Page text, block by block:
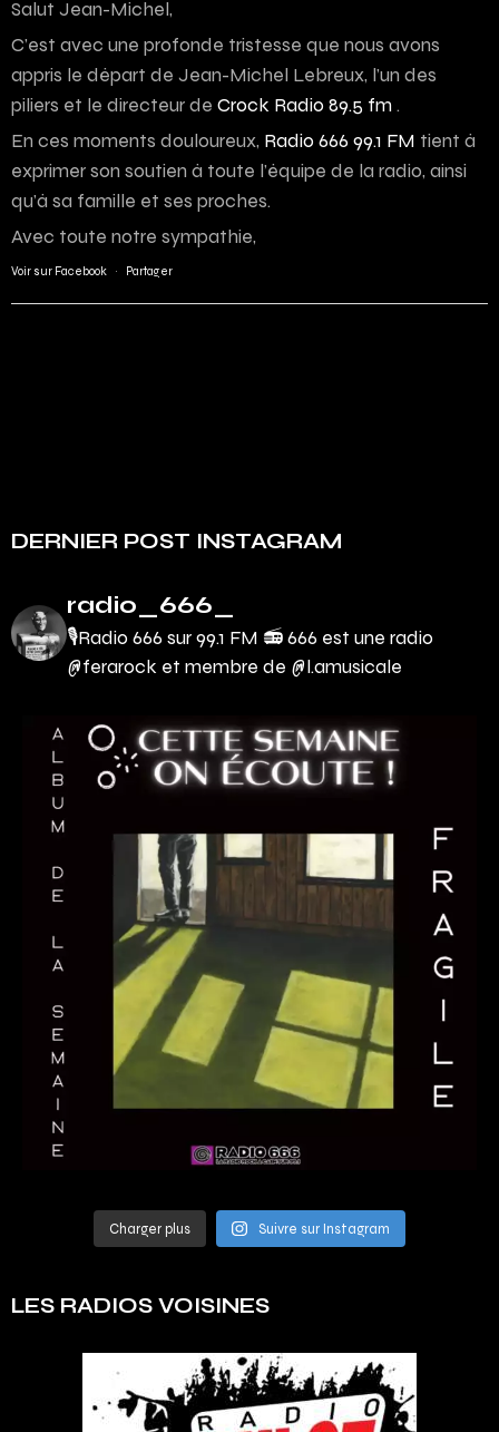
Salut Jean-Michel,
C’est avec une profonde tristesse que nous avons
appris le départ de Jean-Michel Lebreux, l’un des
piliers et le directeur de Crock Radio 89.5 fm .
En ces moments douloureux, Radio 666 99.1 FM tient à
exprimer son soutien à toute l’équipe de la radio, ainsi
qu’à sa famille et ses proches.
Avec toute notre sympathie,
Voir sur Facebook · Partager
DERNIER POST INSTAGRAM
radio_666_
🎙Radio 666 sur 99.1 FM 📻666 est une radio
@ferarock et membre de @l.amusicale
Charger plus Suivre sur Instagram
LES RADIOS VOISINES